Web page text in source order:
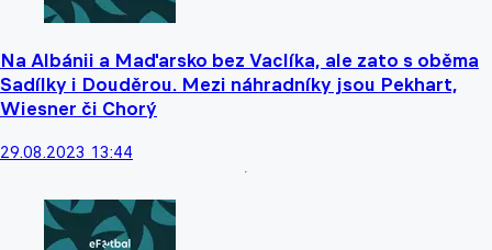
Na Albánii a Maďarsko bez Vaclíka, ale zato s oběma
Sadílky i Douděrou. Mezi náhradníky jsou Pekhart,
Wiesner či Chorý
29.08.2023 13:44